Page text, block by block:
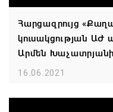
Հարցազրույց
կուսակցության
Արմեն
16.06.2021